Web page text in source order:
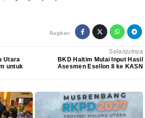
Bagikan:
Utara
untuk
Selanjutnya
BKD Haltim Mulai Input Hasil
Asesmen Esellon II ke KASN